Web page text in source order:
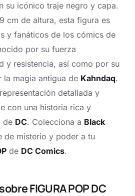
su icónico traje negro y capa.
cm de altura, esta figura es
y fanáticos de los cómics de
por su fuerza
y resistencia, así como por su
magia antigua de Kahndaq.
detallada y
con una historia rica y
de DC. Colecciona a Black
de misterio y poder a tu
de DC Comics.
FIGURA POP DC